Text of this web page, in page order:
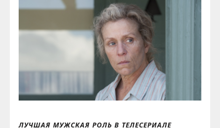
ЛУЧШАЯ МУЖСКАЯ РОЛЬ В ТЕЛЕСЕРИАЛЕ